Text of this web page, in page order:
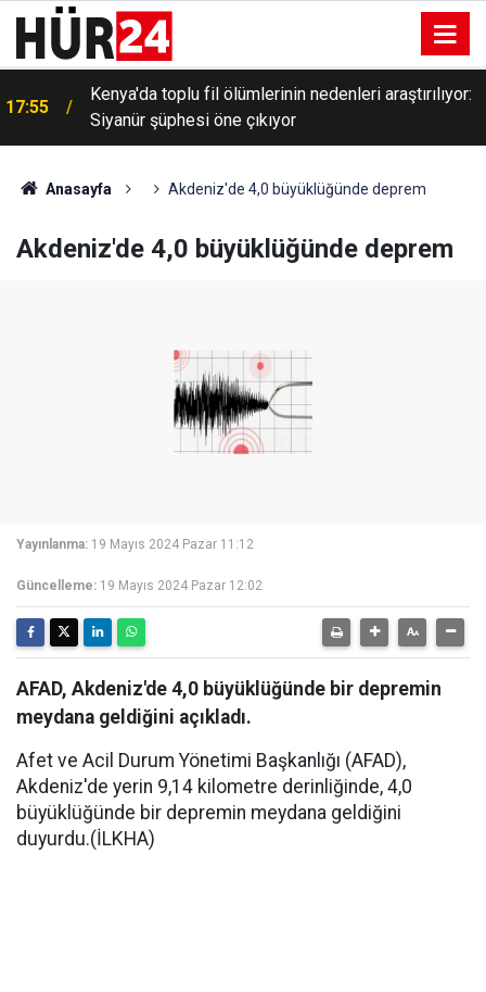
17:55
Kenya'da toplu fil ölümlerinin nedenleri araştırılıyor:
Siyanür şüphesi öne çıkıyor
Anasayfa Akdeniz'de 4,0 büyüklüğünde deprem
Akdeniz'de 4,0 büyüklüğünde deprem
Yayınlanma: 19 Mayıs 2024 Pazar 11:12
Güncelleme: 19 Mayıs 2024 Pazar 12:02
AFAD, Akdeniz'de 4,0 büyüklüğünde bir depremin
meydana geldiğini açıkladı.
Afet ve Acil Durum Yönetimi Başkanlığı (AFAD),
Akdeniz'de yerin 9,14 kilometre derinliğinde, 4,0
büyüklüğünde bir depremin meydana geldiğini
duyurdu.(İLKHA)